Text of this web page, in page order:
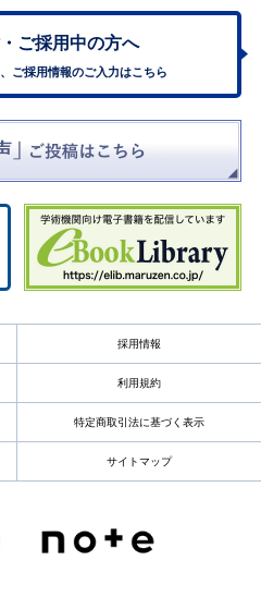
ご採用中の方へ
ご採用情報のご入力はこちら
採用情報
利用規約
特定商取引法に基づく表示
サイトマップ